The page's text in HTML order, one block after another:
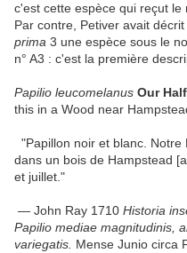
c'est cette espèce qui reçut le
Par contre, Petiver avait
prima 3 une espèce sous le
n° A3 : c'est la première
Papilio leucomelanus Our
this in a Wood near
"Papillon noir et blanc.
dans un bois de Hampstead
et juillet."
— John Ray 1710 Historia
Papilio mediae magnitudinis,
variegatis. Mense Junio circa